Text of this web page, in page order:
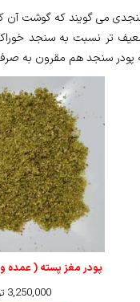
می گویند که گوشت آن
تر نسبت به سنجد
پودر سنجد هم مقرون به
پودر مغز پسته ( عمده
3,250,000